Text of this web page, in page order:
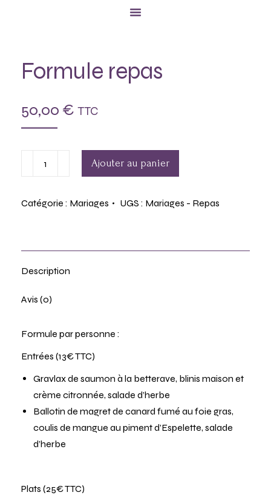
Formule repas
50,00€ TTC
Ajouter au panier
Catégorie : Mariages UGS : Mariages - Repas
Description
Avis (0)
Formule par personne :
Entrées (13€ TTC)
Gravlax de saumon à la betterave, blinis maison et
crème citronnée, salade d’herbe
Ballotin de magret de canard fumé au foie gras,
coulis de mangue au piment d’Espelette, salade
d’herbe
Plats (25€ TTC)